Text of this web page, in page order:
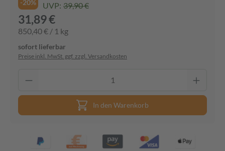
-20% UVP: 39,90 €
31,89 €
850,40 € / 1 kg
sofort lieferbar
Preise inkl. MwSt. ggf. zzgl. Versandkosten
In den Warenkorb